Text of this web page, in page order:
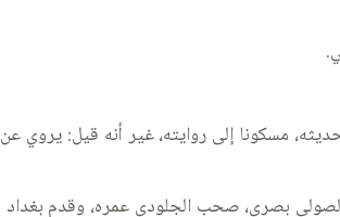
ثقة في حديثه، مسكونا إلى روايته، غير أنه